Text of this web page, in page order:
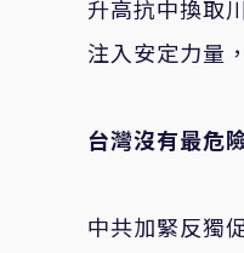
升高抗中換取
注入安定力量
台灣沒有最危
中共加緊反獨